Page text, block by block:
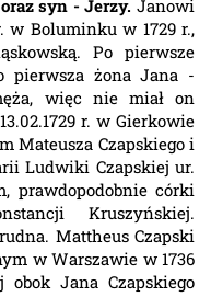
syn - Jerzy. Janowi
w Boluminku w 1729 r.,
Po pierwsze
pierwsza żona Jana -
więc nie miał on
r. w Gierkowie
Mateusza Czapskiego i
Ludwiki Czapskiej ur.
prawdopodobnie córki
Kruszyńskiej.
Mattheus Czapski
w Warszawie w 1736
obok Jana Czapskiego